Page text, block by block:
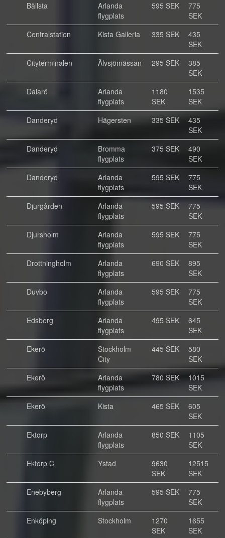
Bällsta
Arlanda
flygplats
595 SEK
775
SEK
Centralstation
Kista Galleria 335 SEK
435
SEK
Cityterminalen
Älvsjömässan 295 SEK
385
SEK
Dalarö
Arlanda
flygplats
1180
SEK
1535
SEK
Danderyd
Hägersten 335 SEK
435
SEK
Danderyd
Bromma
flygplats
375 SEK
490
SEK
Danderyd
Arlanda
flygplats
595 SEK
775
SEK
Djurgården
Arlanda
flygplats
595 SEK
775
SEK
Djursholm
Arlanda
flygplats
595 SEK
775
SEK
Drottningholm
Arlanda
flygplats
690 SEK
895
SEK
Duvbo
Arlanda
flygplats
595 SEK
775
SEK
Edsberg
Arlanda
flygplats
495 SEK
645
SEK
Ekerö
Stockholm
City
445 SEK
580
SEK
Ekerö
Arlanda
flygplats
780 SEK
1015
SEK
Ekerö
Kista 465 SEK
605
SEK
Ektorp
Arlanda
flygplats
850 SEK
1105
SEK
Ektorp C
Ystad
9630
SEK
12515
SEK
Enebyberg
Arlanda
flygplats
595 SEK
775
SEK
Enköping
Stockholm
1270
SEK
1655
SEK